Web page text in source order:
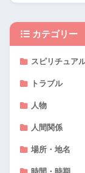
カテゴリー
スピリチュア
トラブル
人物
人間関係
場所・地名